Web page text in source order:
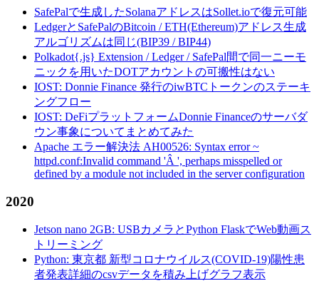
SafePalで生成したSolanaアドレスはSollet.ioで復元可能
LedgerとSafePalのBitcoin / ETH(Ethereum)アドレス生成
アルゴリズムは同じ(BIP39 / BIP44)
Polkadot{.js} Extension / Ledger / SafePal間で同一ニーモ
ニックを用いたDOTアカウントの可搬性はない
IOST: Donnie Finance 発行のiwBTCトークンのステーキ
ングフロー
IOST: DeFiプラットフォームDonnie Financeのサーバダ
ウン事象についてまとめてみた
Apache エラー解決法 AH00526: Syntax error ~
httpd.conf:Invalid command 'Â ', perhaps misspelled or
defined by a module not included in the server configuration
2020
Jetson nano 2GB: USBカメラとPython FlaskでWeb動画ス
トリーミング
Python: 東京都 新型コロナウイルス(COVID-19)陽性患
者発表詳細のcsvデータを積み上げグラフ表示